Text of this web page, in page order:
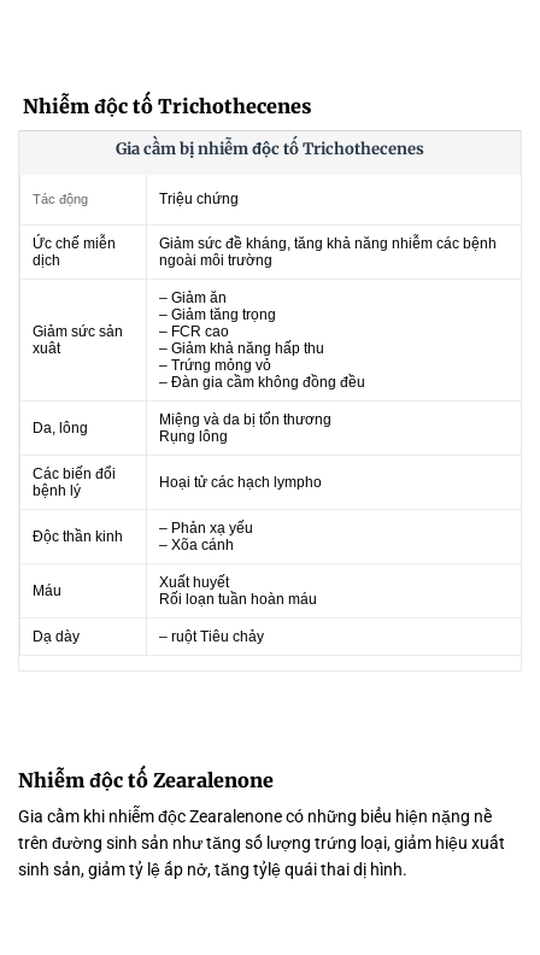
Nhiễm độc tố Trichothecenes
Gia cầm bị nhiễm độc tố Trichothecenes
Tác động Triệu chứng
Ức chế miễn
dịch
Giảm sức đề kháng, tăng khả năng nhiễm các bệnh
ngoài môi trường
Giảm sức sản
xuât
– Giảm ăn
– Giảm tăng trọng
– FCR cao
– Giảm khả năng hấp thu
– Trứng mỏng vỏ
– Đàn gia cầm không đồng đều
Da, lông
Miệng và da bị tổn thương
Rụng lông
Các biến đổi
bệnh lý
Hoại tử các hạch lympho
Độc thần kinh
– Phản xạ yếu
– Xõa cánh
Máu
Xuất huyết
Rối loạn tuần hoàn máu
Dạ dày – ruột Tiêu chảy
Nhiễm độc tố Zearalenone
Gia cầm khi nhiễm độc Zearalenone có những biểu hiện nặng nề
trên đường sinh sản như tăng số lượng trứng loại, giảm hiệu xuất
sinh sản, giảm tỷ lệ ấp nở, tăng tỷlệ quái thai dị hình.